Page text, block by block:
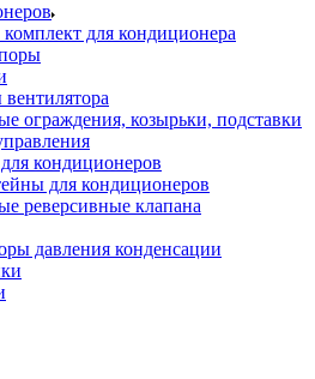
для кондиционера
ограждения, козырьки, подставки
кондиционеров
для кондиционеров
реверсивные клапана
давления конденсации